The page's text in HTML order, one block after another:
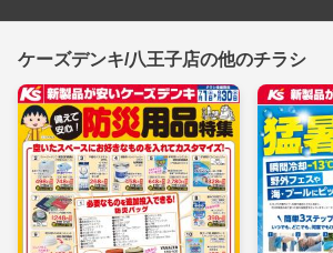
ケーズデンキ/八王子店の他のチラシ